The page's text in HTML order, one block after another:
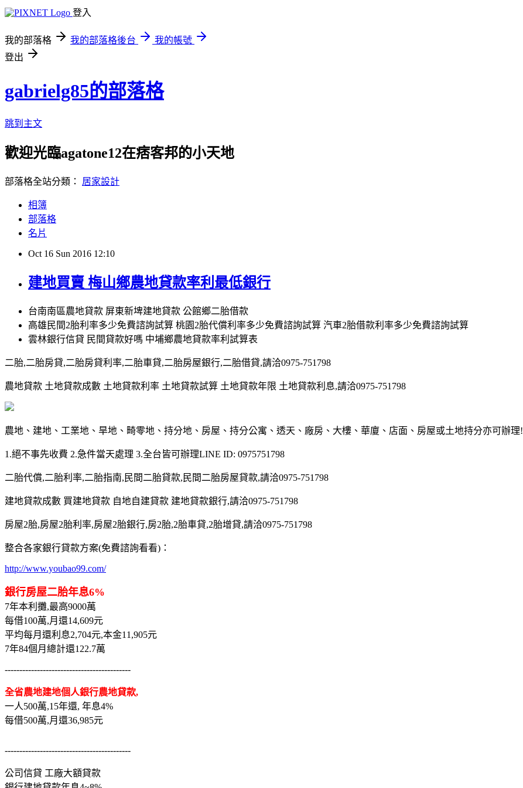
登入
我的部落格 我的部落格後台
我的帳號
登出
gabrielg85的部落格
跳到主文
歡迎光臨agatone12在痞客邦的小天地
部落格全站分類： 居家設計
相簿
部落格
名片
Oct 16 Sun 2016 12:10
建地買賣 梅山鄉農地貸款率利最低銀行
台南南區農地貸款 屏東新埤建地貸款 公館鄉二胎借款
高雄民間2胎利率多少免費諮詢試算 桃園2胎代償利率多少免費諮詢試算 汽車2胎借款利率多少免費諮詢試算
雲林銀行信貸 民間貸款好嗎 中埔鄉農地貸款率利試算表
二胎,二胎房貸,二胎房貸利率,二胎車貸,二胎房屋銀行,二胎借貸,請洽0975-751798
農地貸款 土地貸款成數 土地貸款利率 土地貸款試算 土地貸款年限 土地貸款利息,請洽0975-751798
農地、建地、工業地、旱地、畸零地、持分地、房屋、持分公寓、透天、廠房、大樓、華廈、店面、房屋或土地持分亦可辦理!
1.絕不事先收費 2.急件當天處理 3.全台皆可辦理LINE ID: 0975751798
二胎代償,二胎利率,二胎指南,民間二胎貸款,民間二胎房屋貸款,請洽0975-751798
建地貸款成數 買建地貸款 自地自建貸款 建地貸款銀行,請洽0975-751798
房屋2胎,房屋2胎利率,房屋2胎銀行,房2胎,2胎車貸,2胎增貸,請洽0975-751798
整合各家銀行貸款方案(免費諮詢看看)：
http://www.youbao99.com/
銀行房屋二胎年息6%
7年本利攤,最高9000萬
每借100萬,月還14,609元
平均每月還利息2,704元,本金11,905元
7年84個月總計還122.7萬
-------------------------------------------
全省農地建地個人銀行農地貸款,
一人500萬,15年還, 年息4%
每借500萬,月還36,985元
-------------------------------------------
公司信貸 工廠大額貸款